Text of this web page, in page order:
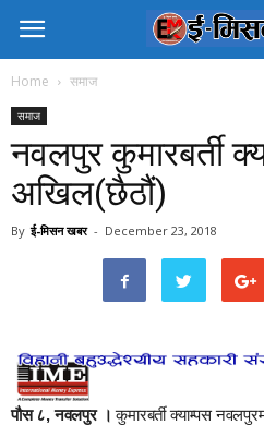
Home समाज
समाज
नवलपुर कुमारबर्ती
अखिल(छैठौं)
By ई-मिसन खबर - December 23, 2018
पौस ८, नवलपुर । कुमारबर्ती क्याम्पस